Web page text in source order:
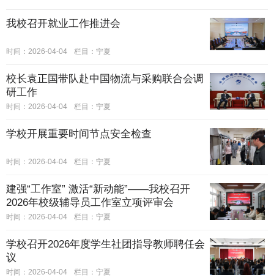
我校召开就业工作推进会
时间：2026-04-04 栏目： 宁夏
校长袁正国带队赴中国物流与采购联合会调
研工作
时间：2026-04-04 栏目： 宁夏
学校开展重要时间节点安全检查
时间：2026-04-04 栏目： 宁夏
建强“工作室” 激活“新动能”——我校召开
2026年校级辅导员工作室立项评审会
时间：2026-04-04 栏目： 宁夏
学校召开2026年度学生社团指导教师聘任会
议
时间：2026-04-04 栏目： 宁夏